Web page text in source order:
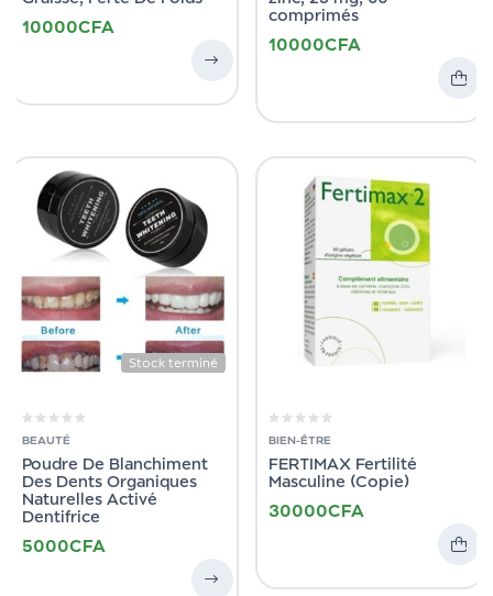
10000CFA
comprimés
10000CFA
Stock terminé
BEAUTÉ
Poudre De Blanchiment
Des Dents Organiques
Naturelles Activé
Dentifrice
5000CFA
BIEN-ÊTRE
FERTIMAX Fertilité
Masculine (Copie)
30000CFA